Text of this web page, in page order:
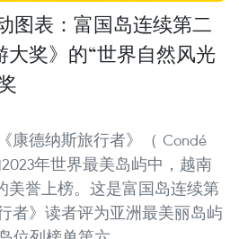
图表：富国岛连续第二
奖》的“世界自然风光
康德纳斯旅行者》（ Condé
年世界最美岛屿中，越南
美誉上榜。这是富国岛连续第
者》读者评为亚洲最美丽岛屿